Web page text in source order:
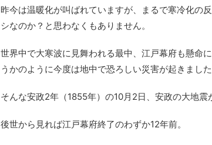
昨今は温暖化が叫ばれていますが、まるで寒冷化の
シなのか？と思わなくもありません。
世界中で大寒波に見舞われる最中、江戸幕府も懸命
うかのように今度は地中で恐ろしい災害が起きました
そんな安政2年（1855年）の10月2日、安政の大地震
後世から見れば江戸幕府終了のわずか12年前。